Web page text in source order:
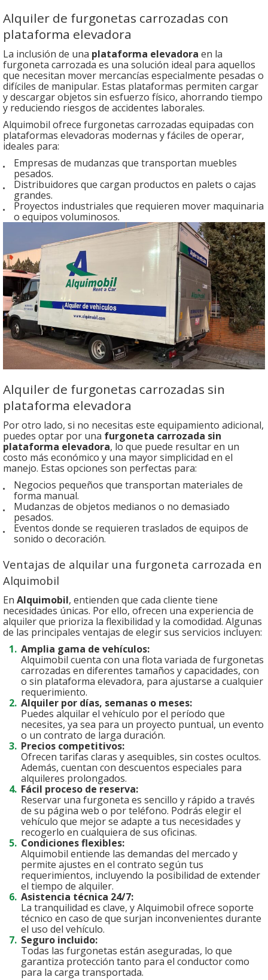
Alquiler de furgonetas carrozadas con
plataforma elevadora
La inclusión de una plataforma elevadora en la
furgoneta carrozada es una solución ideal para aquellos
que necesitan mover mercancías especialmente pesadas o
difíciles de manipular. Estas plataformas permiten cargar
y descargar objetos sin esfuerzo físico, ahorrando tiempo
y reduciendo riesgos de accidentes laborales.
Alquimobil ofrece furgonetas carrozadas equipadas con
plataformas elevadoras modernas y fáciles de operar,
ideales para:
Empresas de mudanzas que transportan muebles
pesados.
Distribuidores que cargan productos en palets o cajas
grandes.
Proyectos industriales que requieren mover maquinaria
o equipos voluminosos.
Alquiler de furgonetas carrozadas sin
plataforma elevadora
Por otro lado, si no necesitas este equipamiento adicional,
puedes optar por una furgoneta carrozada sin
plataforma elevadora, lo que puede resultar en un
costo más económico y una mayor simplicidad en el
manejo. Estas opciones son perfectas para:
Negocios pequeños que transportan materiales de
forma manual.
Mudanzas de objetos medianos o no demasiado
pesados.
Eventos donde se requieren traslados de equipos de
sonido o decoración.
Ventajas de alquilar una furgoneta carrozada en
Alquimobil
En Alquimobil, entienden que cada cliente tiene
necesidades únicas. Por ello, ofrecen una experiencia de
alquiler que prioriza la flexibilidad y la comodidad. Algunas
de las principales ventajas de elegir sus servicios incluyen:
Amplia gama de vehículos:
Alquimobil cuenta con una flota variada de furgonetas
carrozadas en diferentes tamaños y capacidades, con
o sin plataforma elevadora, para ajustarse a cualquier
requerimiento.
Alquiler por días, semanas o meses:
Puedes alquilar el vehículo por el período que
necesites, ya sea para un proyecto puntual, un evento
o un contrato de larga duración.
Precios competitivos:
Ofrecen tarifas claras y asequibles, sin costes ocultos.
Además, cuentan con descuentos especiales para
alquileres prolongados.
Fácil proceso de reserva:
Reservar una furgoneta es sencillo y rápido a través
de su página web o por teléfono. Podrás elegir el
vehículo que mejor se adapte a tus necesidades y
recogerlo en cualquiera de sus oficinas.
Condiciones flexibles:
Alquimobil entiende las demandas del mercado y
permite ajustes en el contrato según tus
requerimientos, incluyendo la posibilidad de extender
el tiempo de alquiler.
Asistencia técnica 24/7:
La tranquilidad es clave, y Alquimobil ofrece soporte
técnico en caso de que surjan inconvenientes durante
el uso del vehículo.
Seguro incluido:
Todas las furgonetas están aseguradas, lo que
garantiza protección tanto para el conductor como
para la carga transportada.